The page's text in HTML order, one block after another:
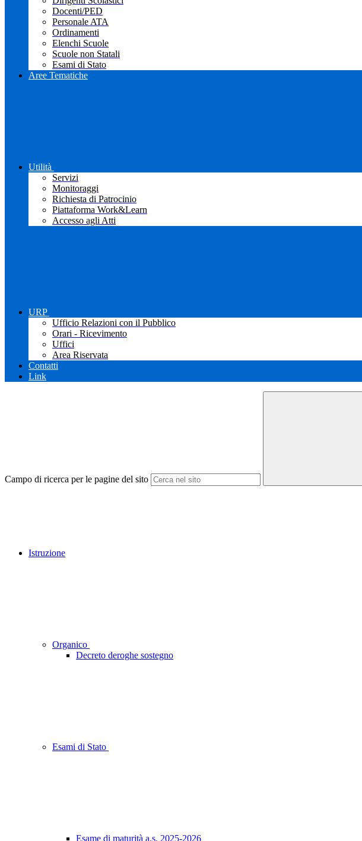
Docenti/PED
Personale ATA
Ordinamenti
Elenchi Scuole
Scuole non Statali
Esami di Stato
Aree Tematiche
Utilità
Servizi
Monitoraggi
Richiesta di Patrocinio
Piattaforma Work&Learn
Accesso agli Atti
URP
Ufficio Relazioni con il Pubblico
Orari - Ricevimento
Uffici
Area Riservata
Contatti
Link
Campo di ricerca per le pagine del sito
Istruzione
Organico
Decreto deroghe sostegno
Esami di Stato
Esame di maturità a.s. 2025-2026